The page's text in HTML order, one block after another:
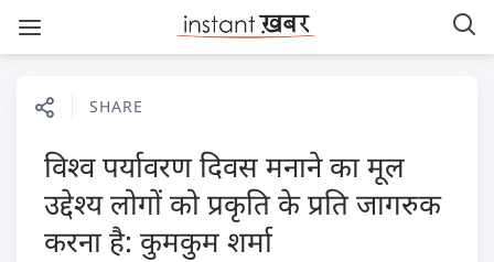
SHARE
विश्व पर्यावरण दिवस मनाने का मूल
उद्देश्य लोगों को प्रकृति के प्रति जागरुक
करना है: कुमकुम शर्मा